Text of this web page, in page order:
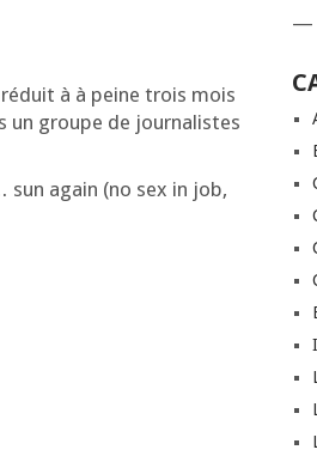
à à peine trois mois
un groupe de jour­na­listes
sun again (no sex in job,
—